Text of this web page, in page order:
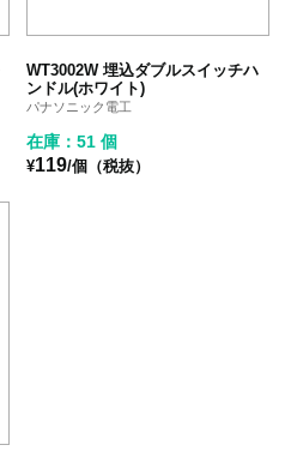
WT3002W 埋込ダブルスイッチハ
ンドル(ホワイト)
パナソニック電工
在庫：51 個
¥119/個（税抜）